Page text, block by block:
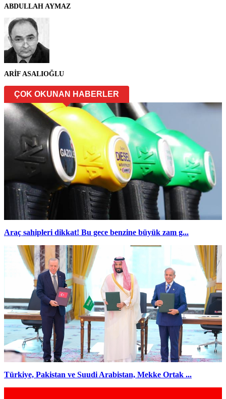
ABDULLAH AYMAZ
ARİF ASALIOĞLU
ÇOK OKUNAN HABERLER
Araç sahipleri dikkat! Bu gece benzine büyük zam g...
Türkiye, Pakistan ve Suudi Arabistan, Mekke Ortak ...